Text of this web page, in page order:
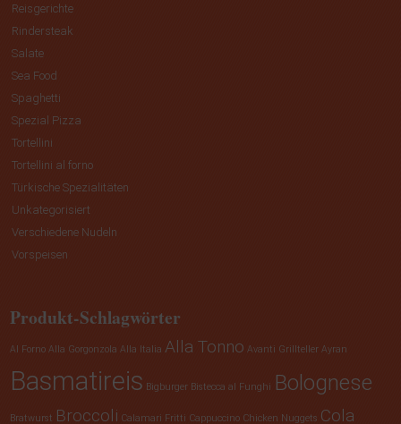
Reisgerichte
Rindersteak
Salate
Sea Food
Spaghetti
Spezial Pizza
Tortellini
Tortellini al forno
Türkische Spezialitäten
Unkategorisiert
Verschiedene Nudeln
Vorspeisen
Produkt-Schlagwörter
Al Forno Alla Gorgonzola Alla Italia Alla Tonno Avanti Grillteller Ayran
Basmatireis Bigburger Bistecca al Funghi Bolognese
Bratwurst Broccoli Calamari Fritti Cappuccino Chicken Nuggets Cola